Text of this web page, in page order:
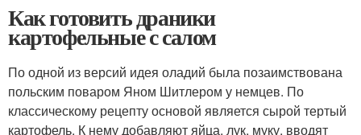
Как готовить драники
картофельные с салом
По одной из версий идея оладий была позаимствована
польским поваром Яном Шитлером у немцев. По
классическому рецепту основой является сырой тертый
картофель. К нему добавляют яйца, лук, муку, вводят